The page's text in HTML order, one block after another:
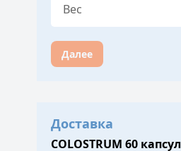
Далее
Доставка
COLOSTRUM 60 капсул